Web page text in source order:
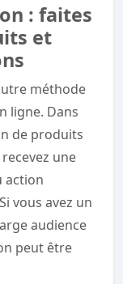
: faites
et
méthode
ligne. Dans
de produits
une
action
vous avez un
audience
peut être